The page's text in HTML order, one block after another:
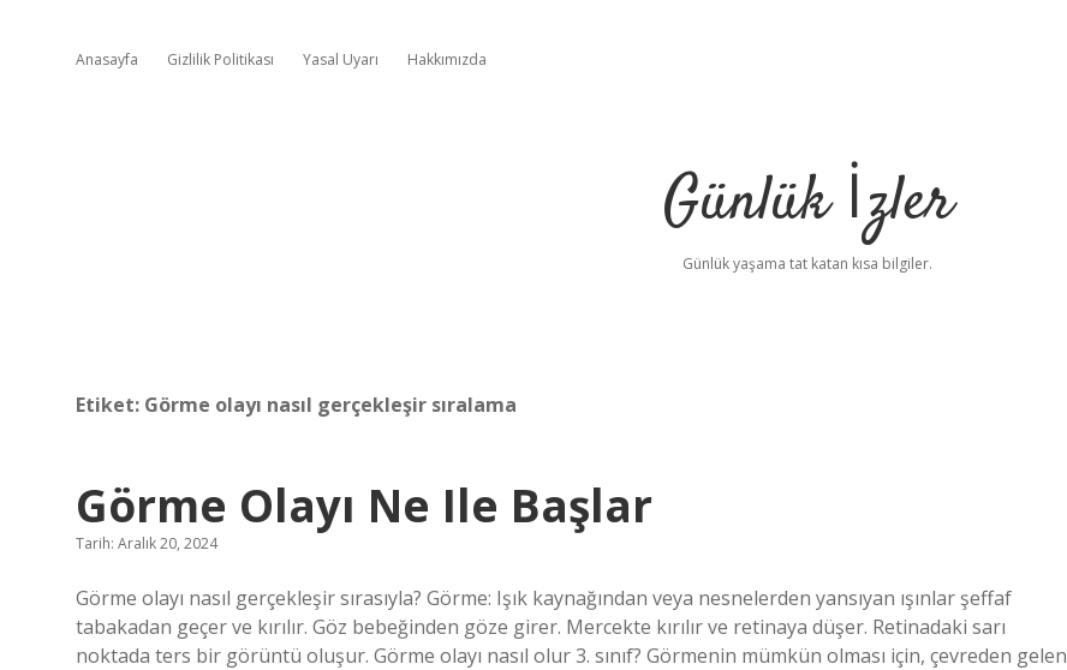
Anasayfa Gizlilik Politikası Yasal Uyarı Hakkımızda
Günlük İzler
Günlük yaşama tat katan kısa bilgiler.
Etiket: Görme olayı nasıl gerçekleşir sıralama
Görme Olayı Ne Ile Başlar
Tarih: Aralık 20, 2024
Görme olayı nasıl gerçekleşir sırasıyla? Görme: Işık kaynağından veya nesnelerden yansıyan ışınlar şeffaf
tabakadan geçer ve kırılır. Göz bebeğinden göze girer. Mercekte kırılır ve retinaya düşer. Retinadaki sarı
noktada ters bir görüntü oluşur. Görme olayı nasıl olur 3. sınıf? Görmenin mümkün olması için, çevreden gelen